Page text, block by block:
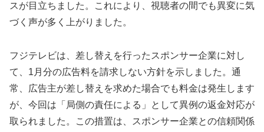
スが目立ちました。これにより、視聴者の間でも異変に気
づく声が多く上がりました。
フジテレビは、差し替えを行ったスポンサー企業に対し
て、1月分の広告料を請求しない方針を示しました。通
常、広告主が差し替えを求めた場合でも料金は発生します
が、今回は「局側の責任による」として異例の返金対応が
取られました。この措置は、スポンサー企業との信頼関係